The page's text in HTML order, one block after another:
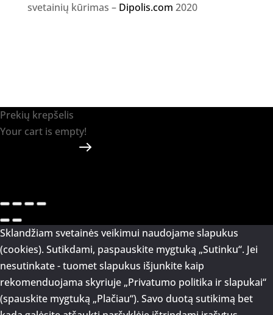
svetainių kūrimas – Dipolis.com 2020
Prekių krepšelis
Your cart is empty!
Sklandžiam svetainės veikimui naudojame slapukus
(cookies). Sutikdami, paspauskite mygtuką „Sutinku“. Jei
nesutinkate - tuomet slapukus išjunkite kaip
rekomenduojama skyriuje „Privatumo politika ir slapukai“
(spauskite mygtuką „Plačiau“). Savo duotą sutikimą bet